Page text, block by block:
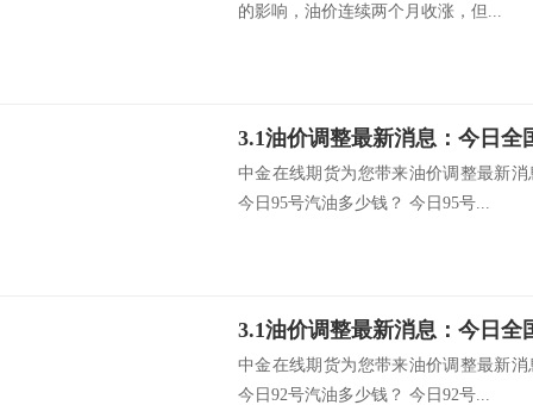
的影响，油价连续两个月收涨，但...
中金在线期货为您带来油价调整最新
今日95号汽油多少钱？ 今日95号...
中金在线期货为您带来油价调整最新
今日92号汽油多少钱？ 今日92号...